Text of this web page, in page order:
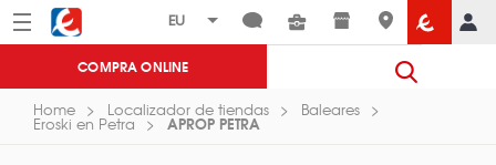
Menú Eroski
COMPRA ONLINE
Home Localizador de tiendas Baleares
Eroski en Petra APROP PETRA